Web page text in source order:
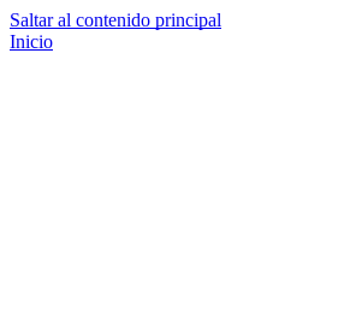
Saltar al contenido principal
Inicio